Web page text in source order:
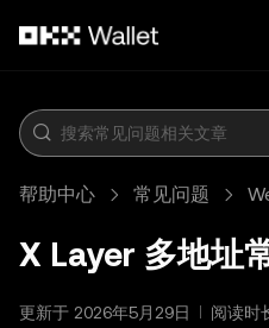
帮助中心 常见问题
X Layer 多地址
更新于 2026年5月29日
阅读时